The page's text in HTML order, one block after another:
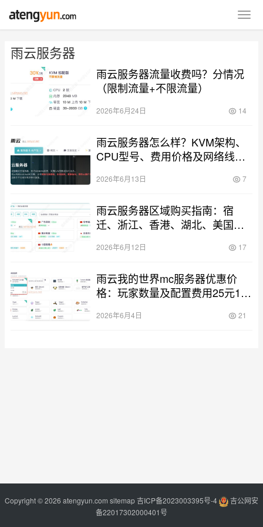
雨云服务器
雨云服务器流量收费吗？分情况
（限制流量+不限流量）
2026年6月24日 14
雨云服务器怎么样？KVM架构、
CPU型号、费用价格及网络线路
2026年6月13日 7
雨云服务器区域购买指南：宿
迁、浙江、香港、湖北、美国及
2026年6月12日 17
雨云我的世界mc服务器优惠价
格：玩家数量及配置费用25元1个
2026年6月4日 21
Copyright © 2026 atengyun.com sitemap吉ICP备2023003395号-4
吉公网安
备22017302000401号